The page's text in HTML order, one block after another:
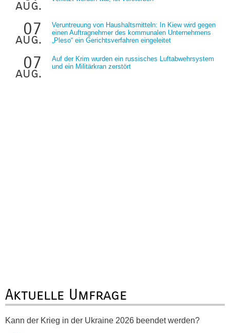
aug.
07
aug.
Veruntreuung von Haushaltsmitteln: In Kiew wird gegen
einen Auftragnehmer des kommunalen Unternehmens
„Pleso“ ein Gerichtsverfahren eingeleitet
07
aug.
Auf der Krim wurden ein russisches Luftabwehrsystem
und ein Militärkran zerstört
Aktuelle Umfrage
Kann der Krieg in der Ukraine 2026 beendet werden?